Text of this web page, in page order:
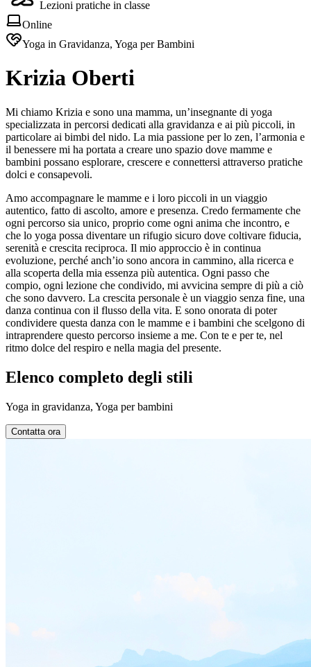
Lezioni pratiche in classe
Online
Yoga in Gravidanza, Yoga per Bambini
Krizia Oberti
Mi chiamo Krizia e sono una mamma, un’insegnante di yoga
specializzata in percorsi dedicati alla gravidanza e ai più piccoli, in
particolare ai bimbi del nido. La mia passione per lo zen, l’armonia e
il benessere mi ha portata a creare uno spazio dove mamme e
bambini possano esplorare, crescere e connettersi attraverso pratiche
dolci e consapevoli.
Amo accompagnare le mamme e i loro piccoli in un viaggio
autentico, fatto di ascolto, amore e presenza. Credo fermamente che
ogni percorso sia unico, proprio come ogni anima che incontro, e
che lo yoga possa diventare un rifugio sicuro dove coltivare fiducia,
serenità e crescita reciproca. Il mio approccio è in continua
evoluzione, perché anch’io sono ancora in cammino, alla ricerca e
alla scoperta della mia essenza più autentica. Ogni passo che
compio, ogni lezione che condivido, mi avvicina sempre di più a ciò
che sono davvero. La crescita personale è un viaggio senza fine, una
danza continua con il flusso della vita. E sono onorata di poter
condividere questa danza con le mamme e i bambini che scelgono di
intraprendere questo percorso insieme a me. Con te e per te, nel
ritmo dolce del respiro e nella magia del presente.
Elenco completo degli stili
Yoga in gravidanza, Yoga per bambini
Contatta ora